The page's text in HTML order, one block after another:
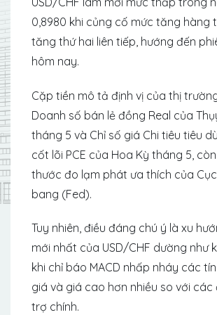
0,8980 khi củng cố mức tăng hàng
tăng thứ hai liên tiếp, hướng đến
hôm nay.
Cặp tiền mô tả định vị của thị
Doanh số bán lẻ đồng Real của
tháng 5 và Chỉ số giá Chi tiêu tiêu
cốt lõi PCE của Hoa Kỳ tháng 5,
thước đo lạm phát ưa thích của
bang (Fed).
Tuy nhiên, điều đáng chú ý là xu
mới nhất của USD/CHF dường như
khi chỉ báo MACD nhấp nháy các
giá và giá cao hơn nhiều so với các
trợ chính.